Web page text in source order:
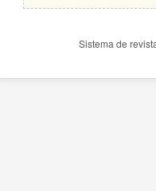
Sistema de